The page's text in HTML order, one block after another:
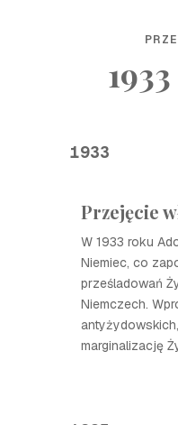
1933
Przejęcie
W 1933 roku
Niemiec, co
prześladowań
Niemczech.
marginalizację